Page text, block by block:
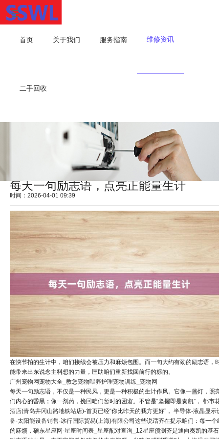
首页 关于我们 服务指南 维修资讯
二手回收
每天一句励志语，点亮正能量生计
时间：2026-04-01 09:39
在快节拍的生计中，咱们接续会被压力和麻烦包围。而一句大约有劲的励志语，
能带来出东说念主料想的力量，匡助咱们重新找回前行的标的。
广州宠物网宠物大全_教您宠物喂养护理宠物训练_宠物网
每天一句励志语，不仅是一种民风，更是一种积极的生计作风。它像一盏灯，照
们内心的昏黑；像一剂药，挽回咱们暂时的困窘。不管是“坚握即是奏凯”， 都市
酒店(青岛井冈山路地铁站店)-首页已经“你比昨天的我方更好”， 半导体-液晶显示
备-太阳能设备销售-冰行国际贸易(上海)有限公司这些说话齐在提示咱们：每一个
的麻烦， 硕东星座网-星座时间表_星座配对查询_12星座预测齐是通向奏凯的基